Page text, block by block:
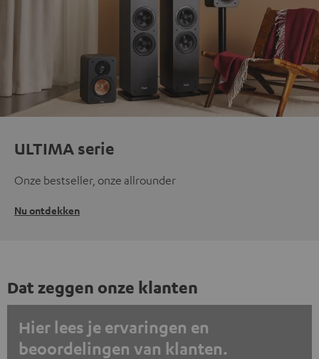
ULTIMA serie
Onze bestseller, onze allrounder
Nu ontdekken
Dat zeggen onze klanten
Hier lees je ervaringen en
beoordelingen van klanten.